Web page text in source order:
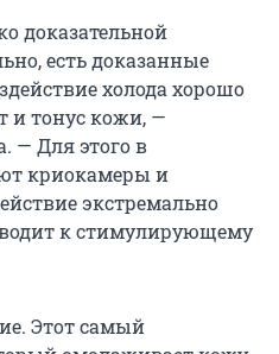
доказательной
есть доказанные
холода хорошо
и тонус кожи, —
— Для этого в
криокамеры и
экстремально
к стимулирующему
Этот самый